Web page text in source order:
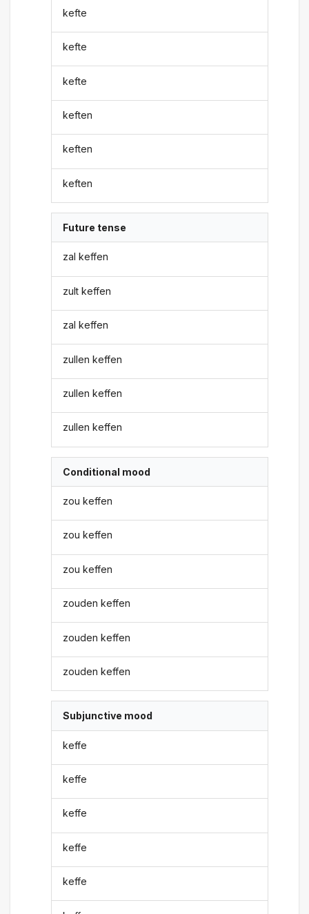
kefte
kefte
kefte
keften
keften
keften
Future tense
zal keffen
zult keffen
zal keffen
zullen keffen
zullen keffen
zullen keffen
Conditional mood
zou keffen
zou keffen
zou keffen
zouden keffen
zouden keffen
zouden keffen
Subjunctive mood
keffe
keffe
keffe
keffe
keffe